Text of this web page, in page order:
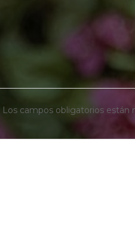
Los campos obligatorios están